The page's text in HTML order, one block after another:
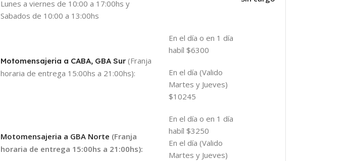
Lunes a viernes de 10:00 a 17:00hs y
Sabados de 10:00 a 13:00hs
Motomensajeria a CABA, GBA Sur (Franja
horaria de entrega 15:00hs a 21:00hs):
En el día o en 1 día
habíl $6300
En el día (Valido
Martes y Jueves)
$10245
Motomensajeria a GBA Norte (Franja
horaria de entrega 15:00hs a 21:00hs):
En el día o en 1 día
habíl $3250
En el día (Valido
Martes y Jueves)